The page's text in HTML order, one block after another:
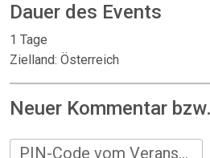
Dauer des Events
1 Tage
Zielland: Österreich
Neuer Kommentar
PIN-Code vom Veranstalter